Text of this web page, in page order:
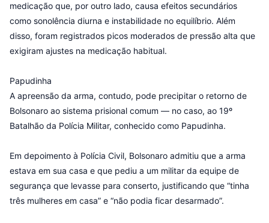
medicação que, por outro lado, causa efeitos secundários
como sonolência diurna e instabilidade no equilíbrio. Além
disso, foram registrados picos moderados de pressão alta que
exigiram ajustes na medicação habitual.
Papudinha
A apreensão da arma, contudo, pode precipitar o retorno de
Bolsonaro ao sistema prisional comum — no caso, ao 19º
Batalhão da Polícia Militar, conhecido como Papudinha.
Em depoimento à Polícia Civil, Bolsonaro admitiu que a arma
estava em sua casa e que pediu a um militar da equipe de
segurança que levasse para conserto, justificando que “tinha
três mulheres em casa” e “não podia ficar desarmado”.